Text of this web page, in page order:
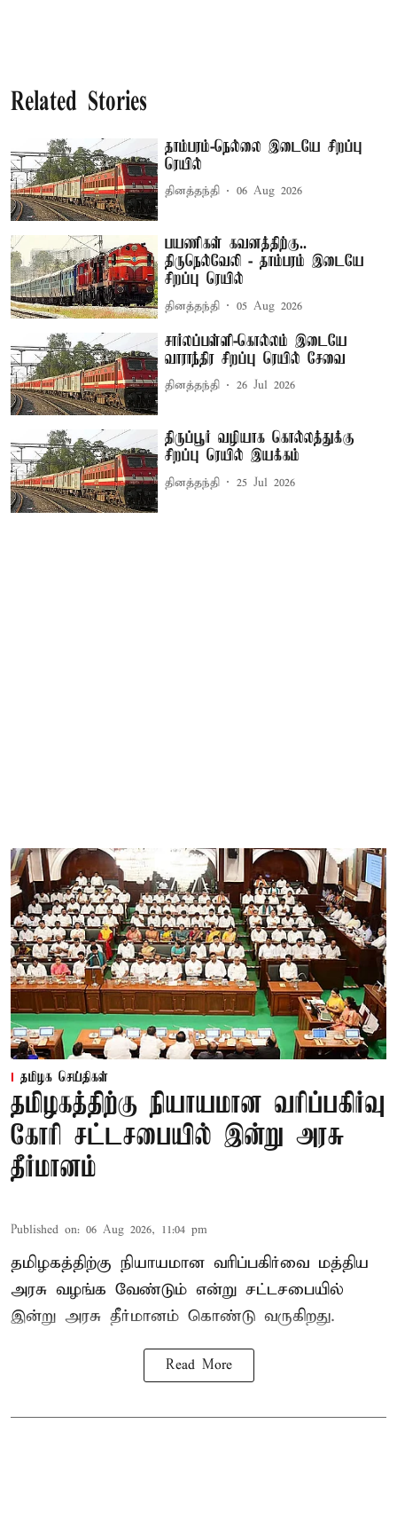
Related Stories
தாம்பரம்-நெல்லை இடையே சிறப்பு
ரெயில்
தினத்தந்தி 06 Aug 2026
பயணிகள் கவனத்திற்கு..
திருநெல்வேலி - தாம்பரம் இடையே
சிறப்பு ரெயில்
தினத்தந்தி 05 Aug 2026
சார்லப்பள்ளி-கொல்லம் இடையே
வாராந்திர சிறப்பு ரெயில் சேவை
தினத்தந்தி 26 Jul 2026
திருப்பூர் வழியாக கொல்லத்துக்கு
சிறப்பு ரெயில் இயக்கம்
தினத்தந்தி 25 Jul 2026
தமிழக செய்திகள்
தமிழகத்திற்கு நியாயமான வரிப்பகிர்வு
கோரி சட்டசபையில் இன்று அரசு
தீர்மானம்
Published on: 06 Aug 2026, 11:04 pm
தமிழகத்திற்கு நியாயமான வரிப்பகிர்வை மத்திய
அரசு வழங்க வேண்டும் என்று சட்டசபையில்
இன்று அரசு தீர்மானம் கொண்டு வருகிறது.
Read More